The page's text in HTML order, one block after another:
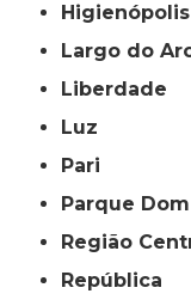
Higienópolis
Largo do
Liberdade
Luz
Pari
Parque
Região
República